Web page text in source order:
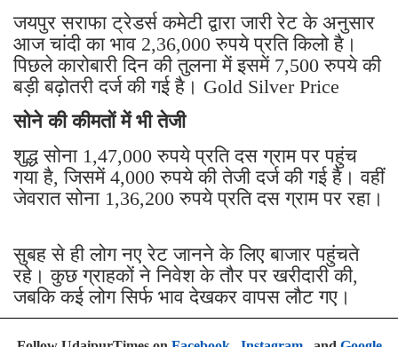
जयपुर सराफा ट्रेडर्स कमेटी द्वारा जारी रेट के अनुसार
आज चांदी का भाव 2,36,000 रुपये प्रति किलो है।
पिछले कारोबारी दिन की तुलना में इसमें 7,500 रुपये की
बड़ी बढ़ोतरी दर्ज की गई है। Gold Silver Price
सोने की कीमतों में भी तेजी
शुद्ध सोना 1,47,000 रुपये प्रति दस ग्राम पर पहुंच
गया है, जिसमें 4,000 रुपये की तेजी दर्ज की गई है। वहीं
जेवरात सोना 1,36,200 रुपये प्रति दस ग्राम पर रहा।
सुबह से ही लोग नए रेट जानने के लिए बाजार पहुंचते
रहे। कुछ ग्राहकों ने निवेश के तौर पर खरीदारी की,
जबकि कई लोग सिर्फ भाव देखकर वापस लौट गए।